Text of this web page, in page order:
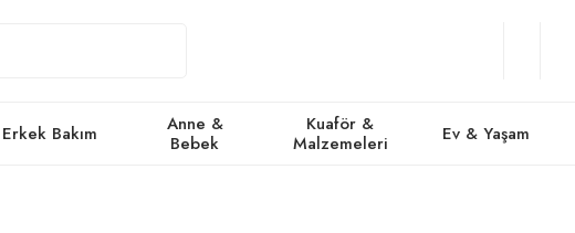
Erkek Bakım
Anne &
Bebek
Kuaför &
Malzemeleri
Ev & Yaşam